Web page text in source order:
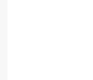
KONA Elektro 65kWh